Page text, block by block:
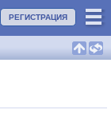
РЕГИСТРАЦИЯ